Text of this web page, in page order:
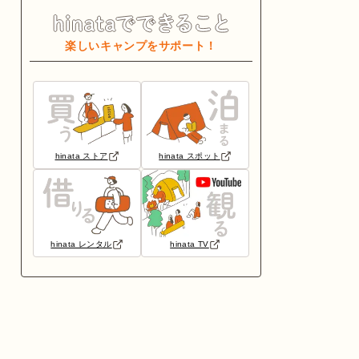
楽しいキャンプをサポート！
hinata ストア hinata スポット
hinata レンタル hinata TV